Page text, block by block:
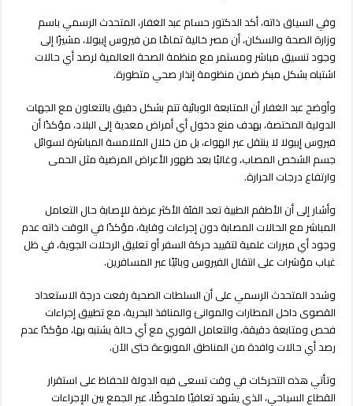
وفي السياق ذاته، أكد الدكتور حسام عبد الغفار، المتحدث الرسمي باسم
وزارة الصحة والسكان، أن مصر خالية تمامًا من فيروس إيبولا، مشيرًا إلى
وجود تنسيق مباشر ومستمر مع منظمة الصحة العالمية لرصد أي حالات
اشتباه بشكل مبكر ضمن منظومة إنذار صحي متطورة.
وأوضح عبد الغفار أن المتابعة الوبائية تتم بشكل دقيق بالتعاون مع الجهات
الدولية المختصة، بهدف منع دخول أي أمراض معدية إلى البلاد، مؤكدًا أن
فيروس إيبولا لا ينتقل عبر الهواء، بل من خلال الملامسة المباشرة لسوائل
جسم الشخص المصاب، وغالبًا بعد ظهور الأعراض المرضية مثل الحمى
وارتفاع درجات الحرارة.
وأشار إلى أن الأطقم الطبية تعد الفئة الأكثر عرضة للإصابة حال التعامل
المباشر مع الحالات المصابة دون إجراءات وقاية، مؤكدًا في الوقت ذاته عدم
وجود أي مبررات علمية لتقييد حركة السفر أو تعليق الرحلات الجوية، في ظل
غياب مؤشرات على انتقال الفيروس وبائيًا عبر المسافرين.
وشدد المتحدث الرسمي على أن السلطات الصحية رفعت درجة الاستعداد
القصوى داخل المطارات والموانئ والمنافذ البحرية، مع تطبيق إجراءات
فحص ومتابعة دقيقة، والتعامل الفوري مع أي حالة يشتبه بها، مؤكدًا عدم
رصد أي حالات وافدة من المناطق الموبوءة حتى الآن.
وتأتي هذه التحركات في وقت تسعى فيه الدولة للحفاظ على استقرار
القطاع السياحي، الذي يشهد تعافيًا ملحوظًا، عبر الجمع بين الإجراءات